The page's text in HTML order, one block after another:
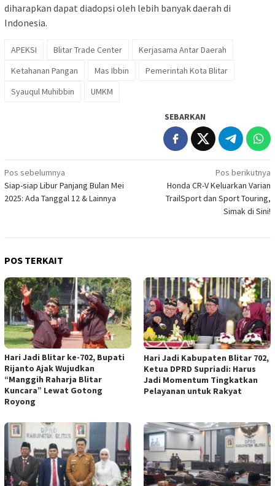
diharapkan dapat diadopsi oleh lebih banyak daerah di
Indonesia.
APEKSI Blitar Trade Center
Kerjasama Antar Daerah
Ketahanan Pangan
Mas Ibbin
Pemerintah Kota Blitar
Syauqul Muhibbin
UMKM
SEBARKAN
Navigasi
pos
Pos sebelumnya
Siap-siap Libur Panjang Bulan Mei
2025: Ada Tanggal 12 & Lainnya
Pos berikutnya
Honda CR-V Keluarkan Varian
TrailSport dan Sport Touring,
Simak di Sini!
POS TERKAIT
Hari Jadi Blitar ke-702, Bupati
Rijanto Ajak Wujudkan
“Manggih Raharja Blitar
Kuncara” Lewat Gotong
Royong
Hari Jadi Kabupaten Blitar 702,
Ketua DPRD Supriadi: Harus
Jadi Momentum Tingkatkan
Pelayanan untuk Rakyat